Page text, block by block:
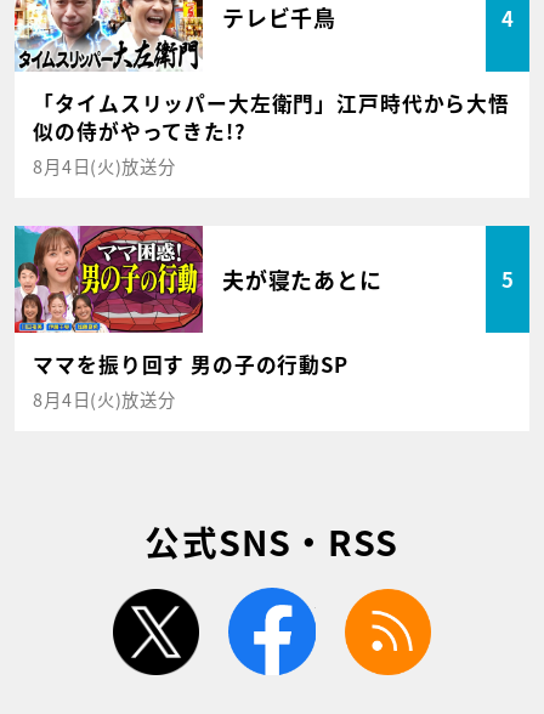
テレビ千鳥 4
「タイムスリッパー大左衛門」江戸時代から大悟
似の侍がやってきた!?
8月4日(火)放送分
夫が寝たあとに 5
ママを振り回す 男の子の行動SP
8月4日(火)放送分
公式SNS・RSS
twitter facebook